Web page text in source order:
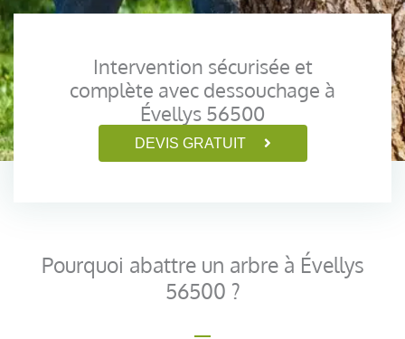
Intervention sécurisée et
complète avec dessouchage à
Évellys 56500
DEVIS GRATUIT
Pourquoi abattre un arbre à Évellys
56500 ?